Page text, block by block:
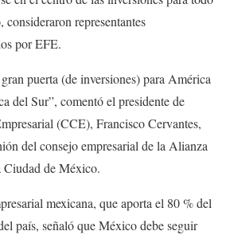
representantes
por EFE.
puerta (de inversiones) para América
del Sur”, comentó el presidente de
(CCE), Francisco Cervantes,
del consejo empresarial de la Alianza
Ciudad de México.
mexicana, que aporta el 80 % del
país, señaló que México debe seguir